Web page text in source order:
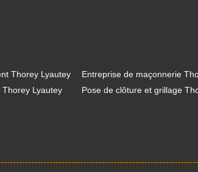
Thorey Lyautey
Entreprise de maçonnerie
Lyautey
Pose de clôture et grillage